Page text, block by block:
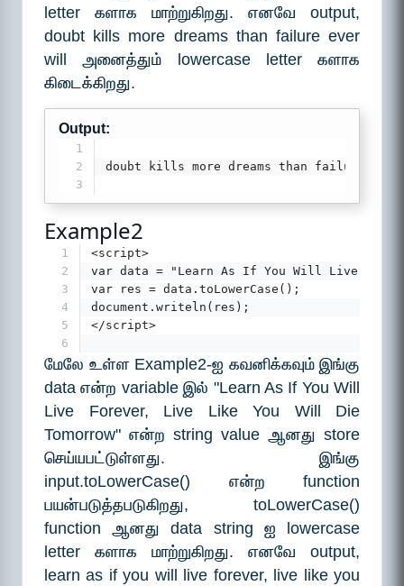
letter களாக மாற்றுகிறது. எனவே output,
doubt kills more dreams than failure ever
will அனைத்தும் lowercase letter களாக
கிடைக்கிறது.
Output:
1
2
doubt kills more dreams than failure
3
Example2
1
<script>
2
var data = "Learn As If You Will Live
3
var res = data.toLowerCase();
4
document.writeln(res);
5
</script>
6
மேலே உள்ள Example2-ஐ கவனிக்கவும் இங்கு
data என்ற variable இல் "Learn As If You Will
Live Forever, Live Like You Will Die
Tomorrow" என்ற string value ஆனது store
செய்யபட்டுள்ளது. இங்கு
input.toLowerCase() என்ற function
பயன்படுத்தபடுகிறது, toLowerCase()
function ஆனது data string ஐ lowercase
letter களாக மாற்றுகிறது. எனவே output,
learn as if you will live forever, live like you